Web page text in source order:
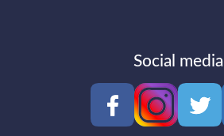
Social media